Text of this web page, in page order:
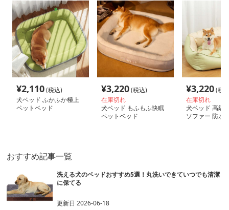
¥2,110(税込)
犬ベッド ふかふか極上
ペットベッド
¥3,220(税込)
在庫切れ
犬ベッド もふもふ快眠
ペットベッド
¥3,220(税
在庫切れ
犬ベッド 高級
ソファー 防水
おすすめ記事一覧
洗える犬のベッドおすすめ5選！丸洗いできていつでも清潔
に保てる
更新日2026-06-18